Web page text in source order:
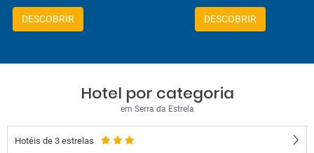
DESCOBRIR DESCOBRIR
Hotel por categoria
em Serra da Estrela
Hotéis de 3 estrelas